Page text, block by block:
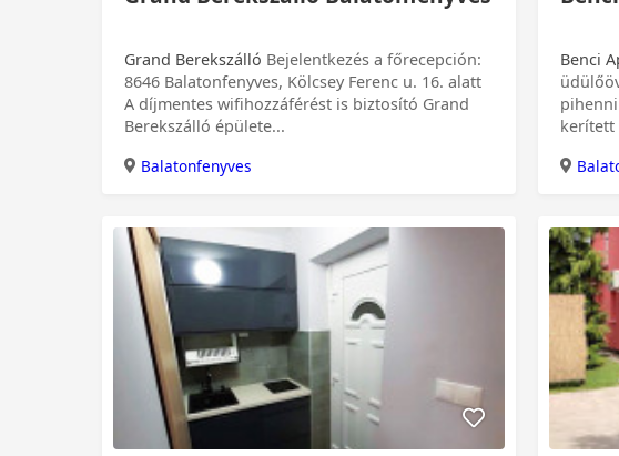
Grand Berekszálló
8646 Balatonfenyves, Kölcsey Ferenc u. 16. alatt
A díjmentes wifihozzáférést is biztosító Grand
Berekszálló épülete...
Balatonfenyves
Benci
kerített